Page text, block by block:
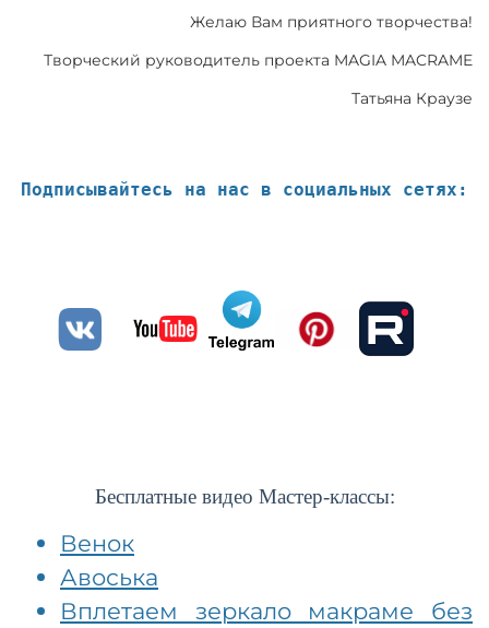
Желаю Вам приятного творчества!
Творческий руководитель проекта MAGIA MACRAME
Татьяна Краузе
Подписывайтесь на нас в социальных сетях:
Бесплатные видео Мастер-классы:
Венок
Авоська
Вплетаем зеркало макраме без